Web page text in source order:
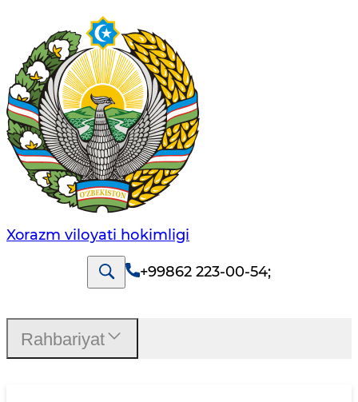
Xorazm vilоyati hоkimligi
+99862 223-00-54;
Rahbariyat